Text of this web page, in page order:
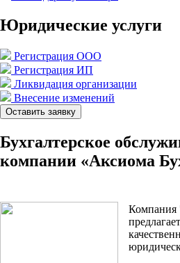
Юридические услуги
Регистрация ООО
Регистрация ИП
Ликвидация организации
Внесение изменений
Оставить заявку
Бухгалтерское
компании «Аксиома
Компания